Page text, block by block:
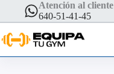
Atención al cliente
640-51-41-45